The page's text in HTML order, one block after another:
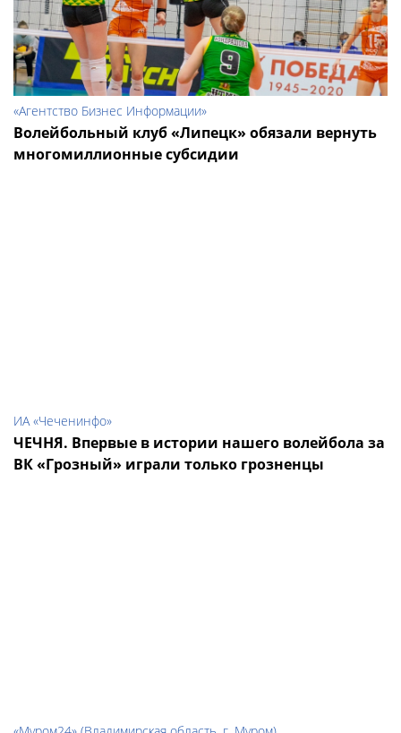
«Агентство Бизнес Информации»
Волейбольный клуб «Липецк» обязали вернуть
многомиллионные субсидии
ИА «Чеченинфо»
ЧЕЧНЯ. Впервые в истории нашего волейбола за
ВК «Грозный» играли только грозненцы